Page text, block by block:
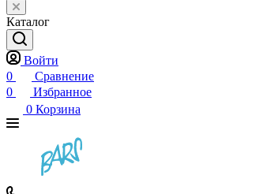
Каталог
Войти
0
Сравнение
0
Избранное
0 Корзина